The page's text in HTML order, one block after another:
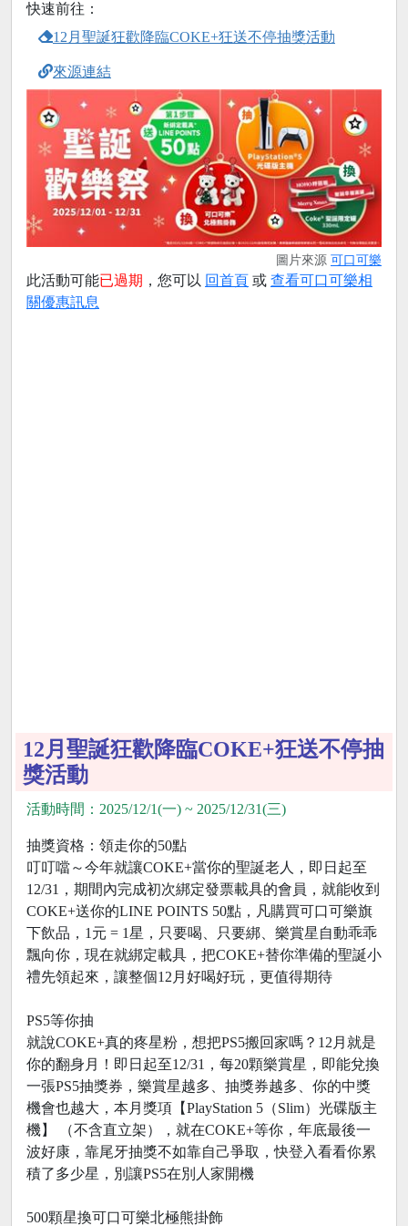
快速前往：
12月聖誕狂歡降臨COKE+狂送不停抽獎活動
來源連結
圖片來源 可口可樂
此活動可能已過期 ，您可以 回首頁 或 查看可口可樂相
關優惠訊息
12月聖誕狂歡降臨COKE+狂送不停抽
獎活動
活動時間：2025/12/1(一) ~ 2025/12/31(三)
抽獎資格：領走你的50點
叮叮噹～今年就讓COKE+當你的聖誕老人，即日起至
12/31，期間內完成初次綁定發票載具的會員，就能收到
COKE+送你的LINE POINTS 50點，凡購買可口可樂旗
下飲品，1元 = 1星，只要喝、只要綁、樂賞星自動乖乖
飄向你，現在就綁定載具，把COKE+替你準備的聖誕小
禮先領起來，讓整個12月好喝好玩，更值得期待
PS5等你抽
就說COKE+真的疼星粉，想把PS5搬回家嗎？12月就是
你的翻身月！即日起至12/31，每20顆樂賞星，即能兌換
一張PS5抽獎券，樂賞星越多、抽獎券越多、你的中獎
機會也越大，本月獎項【PlayStation 5（Slim）光碟版主
機】 （不含直立架），就在COKE+等你，年底最後一
波好康，靠尾牙抽獎不如靠自己爭取，快登入看看你累
積了多少星，別讓PS5在別人家開機
500顆星換可口可樂北極熊掛飾